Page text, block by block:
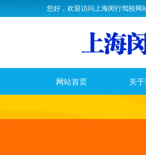
您好，欢迎访问上海闵行驾校网
网站首页 关